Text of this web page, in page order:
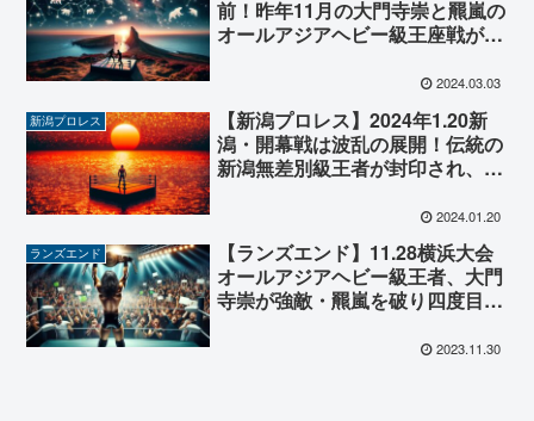
前！昨年11月の大門寺崇と羆嵐の
オールアジアヘビー級王座戦が公
れる試合を体感しよう！ 2024.03.03
新潟プロレス
【新潟プロレス】2024年1.20新
潟・開幕戦は波乱の展開！伝統の
新潟無差別級王者が封印され、新
埼市民会館大会で初代王者誕生
へ！
2024.01.20
ランズエンド
【ランズエンド】11.28横浜大会
オールアジアヘビー級王者、大門
寺崇が強敵・羆嵐を破り四度目の
2023.11.30